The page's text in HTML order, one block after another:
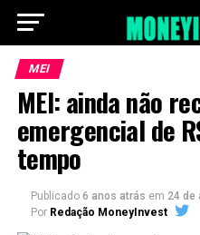
MEI
MEI: ainda não
emergencial de
tempo
Publicado 6 anos atrás em 24 de
Por Redação MoneyInvest